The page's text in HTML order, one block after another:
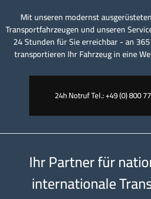
Mit unseren modernst
Transportfahrzeugen und unseren
24 Stunden für Sie erreichbar - an
transportieren Ihr Fahrzeug in eine
24h Notruf Tel.: +49 (0) 800
Ihr Partner für
internationale